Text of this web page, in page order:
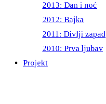
2013: Dan i noć
2012: Bajka
2011: Divlji zapad
2010: Prva ljubav
Projekt